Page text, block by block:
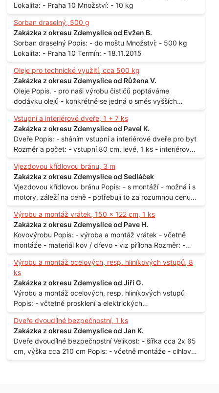
Lokalita: - Praha 10 Množství: - 10 kg
Sorban draselný, 500 g
Zakázka z okresu Zdemyslice od Evžen B.
Sorban draselný Popis: - do moštu Množství: - 500 kg
Lokalita: - Praha 10 Termín: - 18.11.2015
Oleje pro technické využití, cca 500 kg
Zakázka z okresu Zdemyslice od Růžena V.
Oleje Popis. - pro naši výrobu čističů poptáváme
dodávku olejů - konkrétně se jedná o směs vyšších
mastných kyselin s převahou olejové kyseliny - účelem je
technické využití - hustota při 20°C - cca 870 kg / m3
Balení: - po 190 kg v sudu Množství: - cca 500 kg - roční
spotřeba Lokalita: - Praha
Vstupní a interiérové dveře, 1 + 7 ks
Zakázka z okresu Zdemyslice od Pavel K.
Dveře Popis: - sháním vstupní a interiérové dveře pro byt
Rozměr a počet: - vstupní 80 cm, levé, 1 ks - interiérové
80 cm, levé, 2 ks - 80 cm, pravé, 3 ks - 60 cm, levé, 2 ks
Lokalita: - Praha 10
Vjezdovou křídlovou bránu, 3 m
Zakázka z okresu Zdemyslice od Sedláček
Vjezdovou křídlovou bránu Popis: - s montáží - možná i s
motory, záleží na ceně - potřebuji to za rozumnou cenu
Materiál: - ocel Množství: - 1 ks Velikost: - 3 m Lokalita: -
Praha
Výrobu a montáž vrátek, 150 x 122 cm, 1 ks
Zakázka z okresu Zdemyslice od Pave H.
Kovovýrobu Popis: - výroba a montáž vrátek - včetně
montáže - materiál kov / dřevo - viz příloha Rozměr: -
150 x 122 cm Lokalita: - Senohraby Nabídky na e-mail.
Výrobu a montáž ocelových, resp. hliníkových vstupů, 8
ks
Zakázka z okresu Zdemyslice od Jiří G.
Výrobu a montáž ocelových, resp. hliníkových vstupů
Popis: - včtetně prosklení a elektrických
samozamýkacích zámků pro panelový dům - jedná se o
vchodové dveře umístěné v zarámovaném a proskleném
portálu - předmětem dodávky bude i demontáž
stávajících a už nevyhovujících prosklených,
umělohmotných vstupů Množství: - 8 ks Lokalita: - 7, 9,
Dveře dvoudílné bezpečnostní, 1 ks
Zakázka z okresu Zdemyslice od Jan K.
Dveře dvoudílné bezpečnostní Velikost: - šířka cca 2x 65
cm, výška cca 210 cm Popis: - včetně montáže - cihlový
dům, 2. patro - vchod z chodby - rozměry bez zárubní